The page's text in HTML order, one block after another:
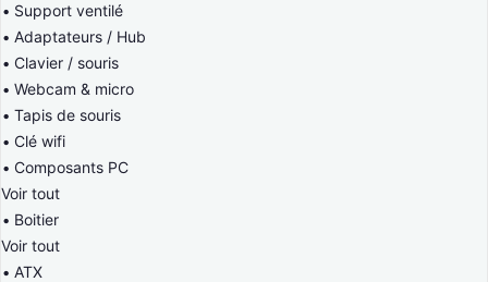
Support ventilé
Adaptateurs / Hub
Clavier / souris
Webcam & micro
Tapis de souris
Clé wifi
Composants PC
Voir tout
Boitier
Voir tout
ATX